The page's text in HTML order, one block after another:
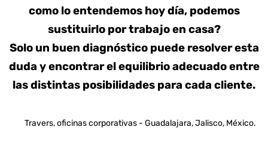
como lo entendemos hoy día, podemos
sustituirlo por trabajo en casa?
Solo un buen diagnóstico puede resolver esta
duda y encontrar el equilibrio adecuado entre
las distintas posibilidades para cada cliente.
Travers, oficinas corporativas - Guadalajara, Jalisco, México.